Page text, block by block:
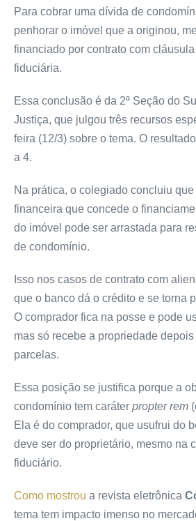
Para cobrar uma dívida de
penhorar o imóvel que a originou,
financiado por contrato com
fiduciária.
Essa conclusão é da 2ª Seção do
Justiça, que julgou três recursos
feira (12/3) sobre o tema. O
a 4.
Na prática, o colegiado concluiu
financeira que concede o
do imóvel pode ser arrastada para
de condomínio.
Isso nos casos de contrato com
que o banco dá o crédito e se torna
O comprador fica na posse e pode
mas só recebe a propriedade
parcelas.
Essa posição se justifica porque a
condomínio tem caráter propter rem
Ela é do comprador, que usufrui do
deve ser do proprietário, mesmo na
fiduciário.
Como mostrou a revista eletrônica
tema tem impacto imenso no